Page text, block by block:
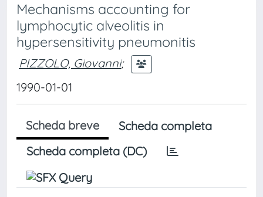
Mechanisms accounting for
lymphocytic alveolitis in
hypersensitivity pneumonitis
PIZZOLO, Giovanni;
1990-01-01
Scheda breve
Scheda completa
Scheda completa (DC)